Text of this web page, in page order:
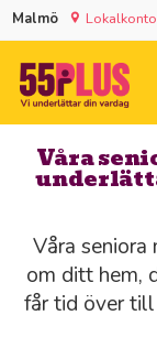
Malmö
Våra
Våra seniora
om ditt hem,
får tid över till